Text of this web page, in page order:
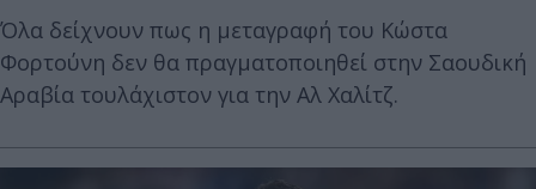
Όλα δείχνουν πως η μεταγραφή του Κώστα
Φορτούνη δεν θα πραγματοποιηθεί στην Σαουδική
Αραβία τουλάχιστον για την Αλ Χαλίτζ.